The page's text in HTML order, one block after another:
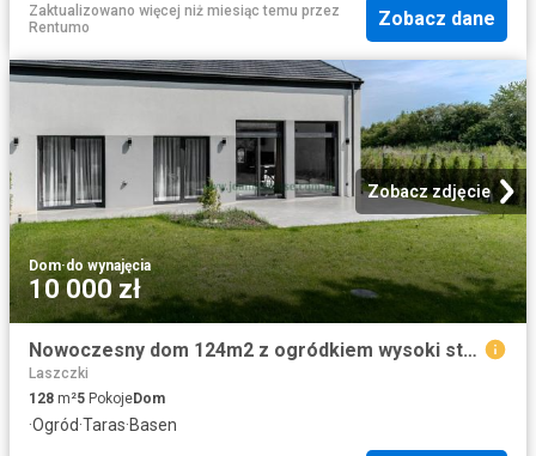
Zaktualizowano więcej niż miesiąc temu przez
Rentumo
Zobacz dane
Zobacz zdjęcie
Dom·do wynajęcia
10 000 zł
Nowoczesny dom 124m2 z ogródkiem wysoki standard i funkcjonalność
Laszczki
128 m²5 PokojeDom
·Ogród·Taras·Basen